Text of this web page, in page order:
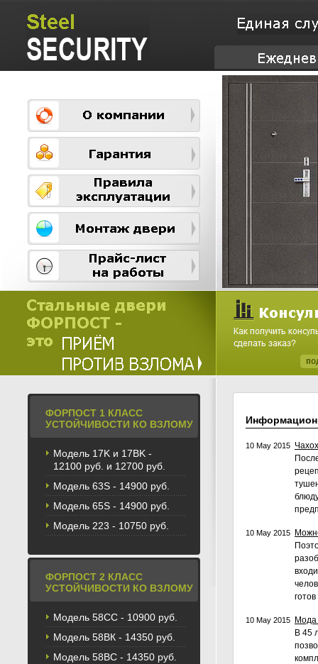
ФОРПОСТ 1 КЛАСС
УСТОЙЧИВОСТИ КО ВЗЛОМУ
Модель 17K и 17BK -
12100 руб. и 12700 руб.
Модель 63S - 14900 руб.
Модель 65S - 14900 руб.
Модель 223 - 10750 руб.
ФОРПОСТ 2 КЛАСС
УСТОЙЧИВОСТИ КО ВЗЛОМУ
Модель 58CС - 10900 руб.
Модель 58BК - 14350 руб.
Модель 58ВС - 14350 руб.
10 May 2015
10 May 2015
10 May 2015
Мода
В 45